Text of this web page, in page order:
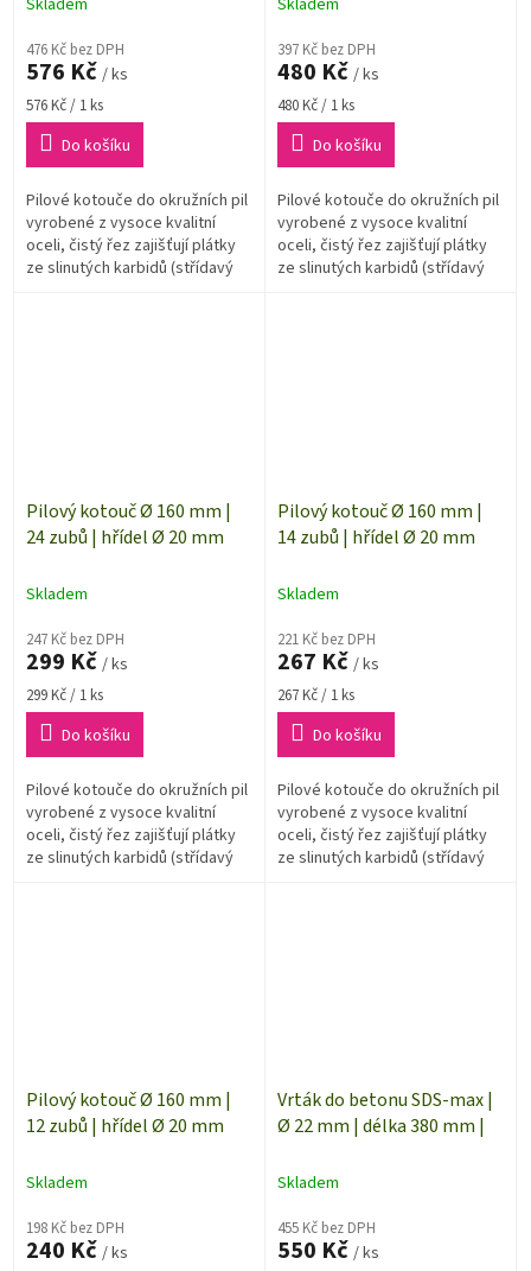
Skladem
476 Kč bez DPH
576 Kč / ks
Měrná
cena:
576 Kč / 1 ks
Do košíku
Pilové kotouče do okružních pil
vyrobené z vysoce kvalitní
oceli, čistý řez zajišťují plátky
ze slinutých karbidů (střídavý
Skladem
397 Kč bez DPH
480 Kč / ks
Měrná
cena:
480 Kč / 1 ks
Do košíku
Pilové kotouče do okružních pil
vyrobené z vysoce kvalitní
oceli, čistý řez zajišťují plátky
ze slinutých karbidů (střídavý
Pilový kotouč Ø 160 mm |
24 zubů | hřídel Ø 20 mm
Skladem
247 Kč bez DPH
299 Kč / ks
Měrná
cena:
299 Kč / 1 ks
Do košíku
Pilové kotouče do okružních pil
vyrobené z vysoce kvalitní
oceli, čistý řez zajišťují plátky
ze slinutých karbidů (střídavý
Pilový kotouč Ø 160 mm |
14 zubů | hřídel Ø 20 mm
Skladem
221 Kč bez DPH
267 Kč / ks
Měrná
cena:
267 Kč / 1 ks
Do košíku
Pilové kotouče do okružních pil
vyrobené z vysoce kvalitní
oceli, čistý řez zajišťují plátky
ze slinutých karbidů (střídavý
Pilový kotouč Ø 160 mm |
12 zubů | hřídel Ø 20 mm
Skladem
198 Kč bez DPH
240 Kč / ks
Vrták do betonu SDS-max |
Ø 22 mm | délka 380 mm |
Skladem
455 Kč bez DPH
550 Kč / ks